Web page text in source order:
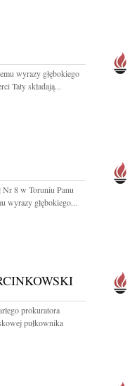
wyrazy głębokiego
Taty składają...
Nr 8 w Toruniu Panu
wyrazy głębokiego...
prokuratora
pułkownika